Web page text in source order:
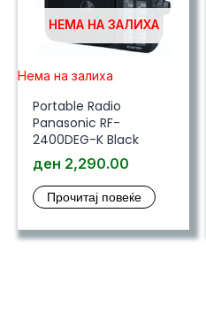
НЕМА НА ЗАЛИХА
Нема на залиха
Portable Radio
Panasonic RF-
2400DEG-K Black
ден 2,290.00
Прочитај повеќе